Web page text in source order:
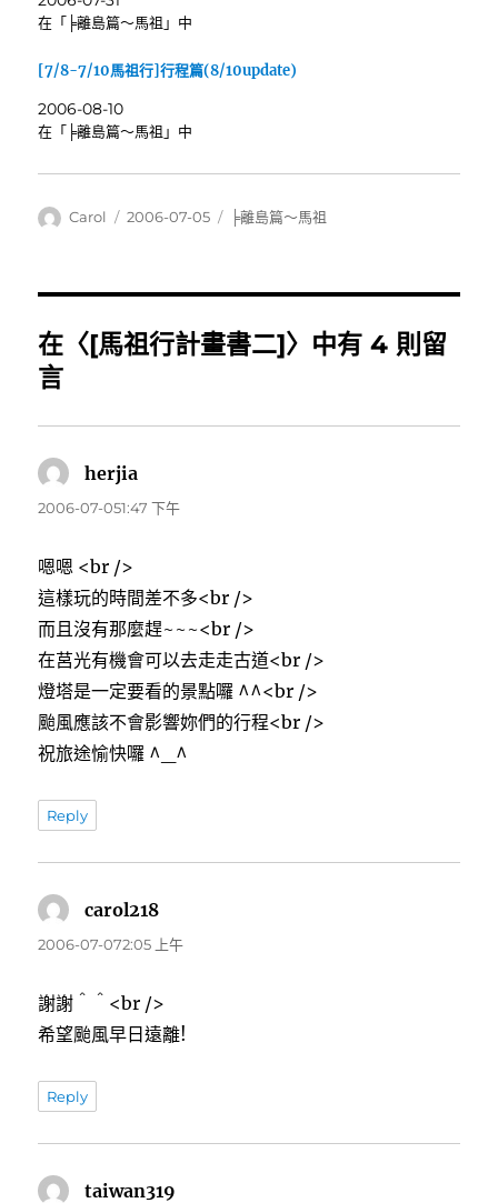
在「╞離島篇～馬祖」中
[7/8-7/10馬祖行]行程篇(8/10update)
2006-08-10
在「╞離島篇～馬祖」中
作
Carol
發
2006-07-05
分
╞離島篇～馬祖
在〈[馬祖行計畫書二]〉中有 4 則留
言
herjia
示:
2006-07-051:47 下午
嗯嗯 <br />
這樣玩的時間差不多<br />
而且沒有那麼趕~~~<br />
在莒光有機會可以去走走古道<br />
燈塔是一定要看的景點囉 ^^<br />
颱風應該不會影響妳們的行程<br />
祝旅途愉快囉 ^_^
Reply
carol218
示:
2006-07-072:05 上午
謝謝＾＾<br />
希望颱風早日遠離!
Reply
taiwan319